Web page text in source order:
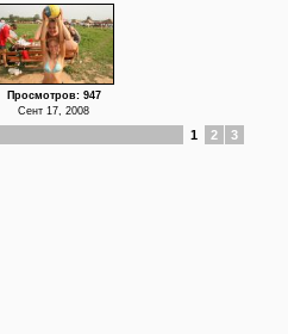
Просмотров: 947
Сент 17, 2008
1 2 3